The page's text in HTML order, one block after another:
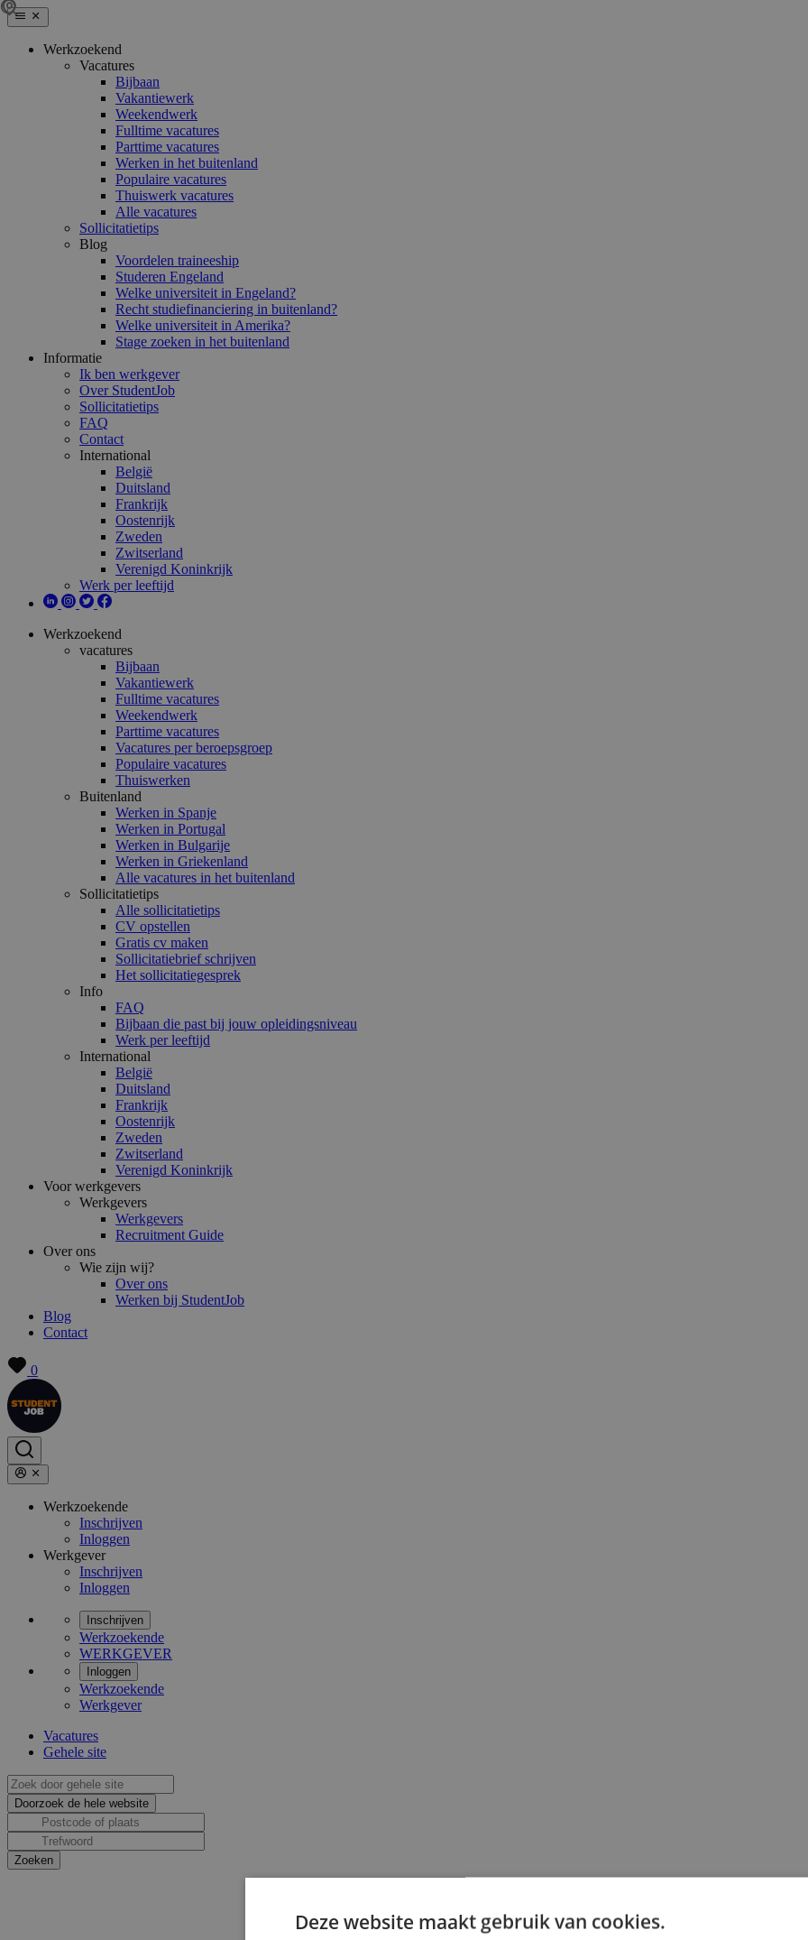
Werkzoekend
Vacatures
Bijbaan
Vakantiewerk
Weekendwerk
Fulltime vacatures
Parttime vacatures
Werken in het buitenland
Populaire vacatures
Thuiswerk vacatures
Alle vacatures
Sollicitatietips
Blog
Voordelen traineeship
Studeren Engeland
Welke universiteit in Engeland?
Recht studiefinanciering in buitenland?
Welke universiteit in Amerika?
Stage zoeken in het buitenland
Informatie
Ik ben werkgever
Over StudentJob
Sollicitatietips
FAQ
Contact
International
België
Duitsland
Frankrijk
Oostenrijk
Zweden
Zwitserland
Verenigd Koninkrijk
Werk per leeftijd
Werkzoekend
vacatures
Bijbaan
Vakantiewerk
Fulltime vacatures
Weekendwerk
Parttime vacatures
Vacatures per beroepsgroep
Populaire vacatures
Thuiswerken
Buitenland
Werken in Spanje
Werken in Portugal
Werken in Bulgarije
Werken in Griekenland
Alle vacatures in het buitenland
Sollicitatietips
Alle sollicitatietips
CV opstellen
Gratis cv maken
Sollicitatiebrief schrijven
Het sollicitatiegesprek
Info
FAQ
Bijbaan die past bij jouw opleidingsniveau
Werk per leeftijd
International
België
Duitsland
Frankrijk
Oostenrijk
Zweden
Zwitserland
Verenigd Koninkrijk
Voor werkgevers
Werkgevers
Werkgevers
Recruitment Guide
Over ons
Wie zijn wij?
Over ons
Werken bij StudentJob
Blog
Contact
0
Werkzoekende
Inschrijven
Inloggen
Werkgever
Inschrijven
Inloggen
Inschrijven
Werkzoekende
WERKGEVER
Inloggen
Werkzoekende
Werkgever
Vacatures
Gehele site
Deze website maakt gebruik van cookies.